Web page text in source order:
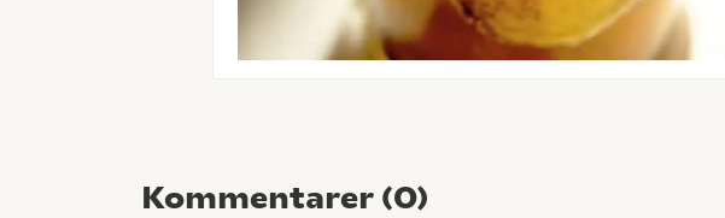
Kommentarer (0)